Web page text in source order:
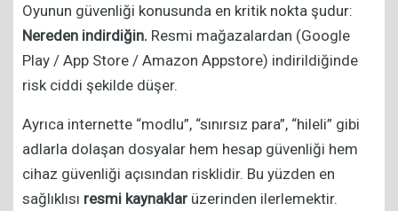
Oyunun güvenliği konusunda en kritik nokta şudur:
Nereden indirdiğin. Resmi mağazalardan (Google
Play / App Store / Amazon Appstore) indirildiğinde
risk ciddi şekilde düşer.
Ayrıca internette “modlu”, “sınırsız para”, “hileli” gibi
adlarla dolaşan dosyalar hem hesap güvenliği hem
cihaz güvenliği açısından risklidir. Bu yüzden en
sağlıklısı resmi kaynaklar üzerinden ilerlemektir.